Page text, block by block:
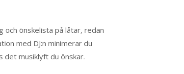
och önskelista på låtar, redan
med DJ:n minimerar du
det musiklyft du önskar.